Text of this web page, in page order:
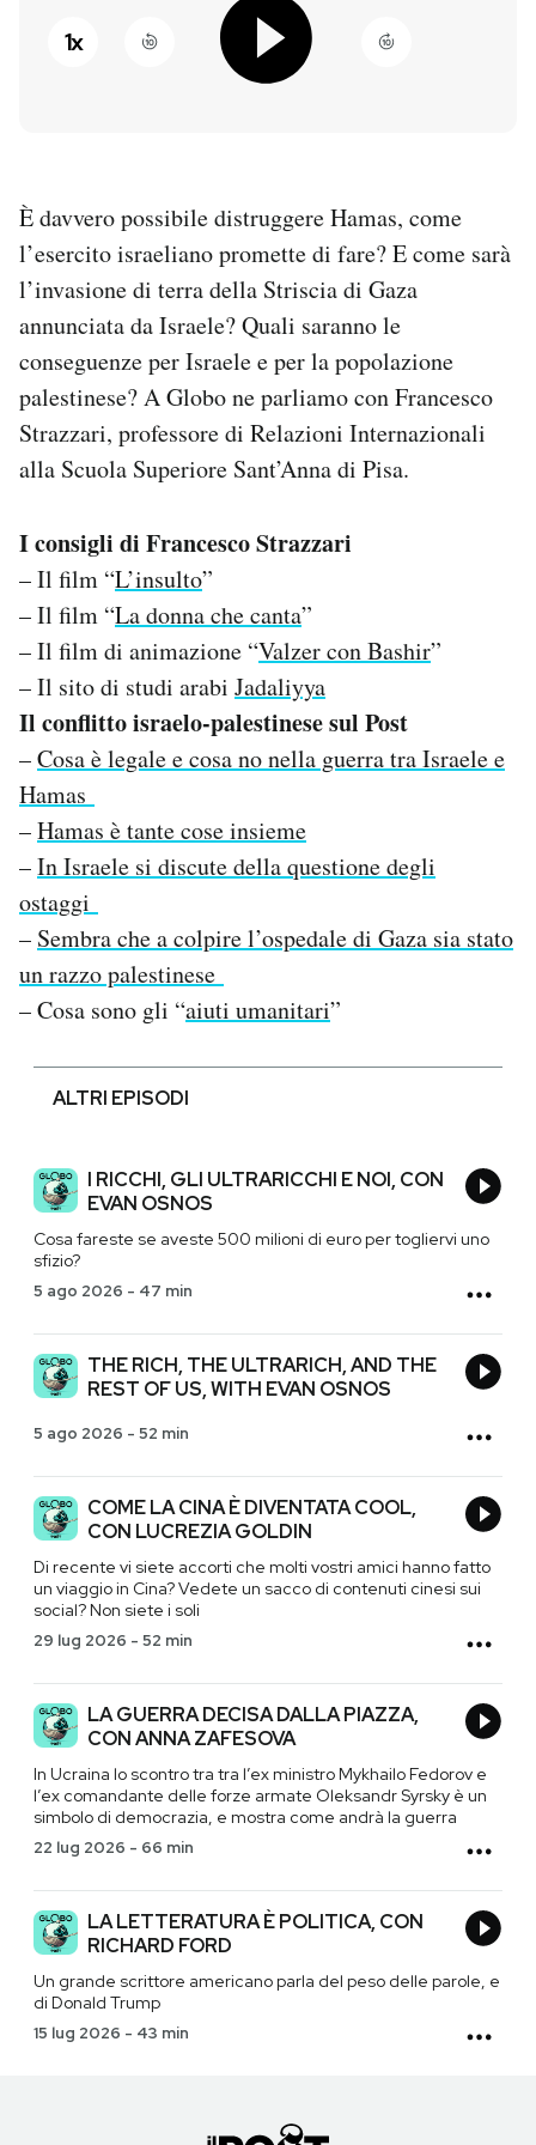
PODCAST
I MIEI PREFERITI
SHOP
CALENDARIO
AREA PERSONALE
1x
È davvero possibile distruggere Hamas, come
l’esercito israeliano promette di fare? E come sarà
l’invasione di terra della Striscia di Gaza
annunciata da Israele? Quali saranno le
conseguenze per Israele e per la popolazione
palestinese? A Globo ne parliamo con Francesco
Strazzari, professore di Relazioni Internazionali
alla Scuola Superiore Sant’Anna di Pisa.
I consigli di Francesco Strazzari
– Il film “L’insulto”
– Il film “La donna che canta”
– Il film di animazione “Valzer con Bashir”
– Il sito di studi arabi Jadaliyya
Il conflitto israelo-palestinese sul Post
–Cosa è legale e cosa no nella guerra tra Israele e
Hamas
–Hamas è tante cose insieme
–In Israele si discute della questione degli
ostaggi
– Sembra che a colpire l’ospedale di Gaza sia stato
un razzo palestinese
– Cosa sono gli “aiuti umanitari”
ALTRI EPISODI
I RICCHI, GLI ULTRARICCHI E NOI, CON
EVAN OSNOS
Cosa fareste se aveste 500 milioni di euro per togliervi uno
sfizio?
5 ago 2026 - 47 min
THE RICH, THE ULTRARICH, AND THE
REST OF US, WITH EVAN OSNOS
5 ago 2026 - 52 min
COME LA CINA È DIVENTATA COOL,
CON LUCREZIA GOLDIN
Di recente vi siete accorti che molti vostri amici hanno fatto
un viaggio in Cina? Vedete un sacco di contenuti cinesi sui
social? Non siete i soli
29 lug 2026 - 52 min
LA GUERRA DECISA DALLA PIAZZA,
CON ANNA ZAFESOVA
In Ucraina lo scontro tra tra l’ex ministro Mykhailo Fedorov e
l’ex comandante delle forze armate Oleksandr Syrsky è un
simbolo di democrazia, e mostra come andrà la guerra
22 lug 2026 - 66 min
LA LETTERATURA È POLITICA, CON
RICHARD FORD
Un grande scrittore americano parla del peso delle parole, e
di Donald Trump
15 lug 2026 - 43 min